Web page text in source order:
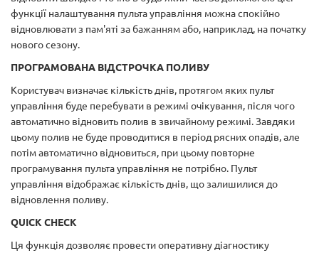
функції налаштування пульта управління можна спокійно
відновлювати з пам'яті за бажанням або, наприклад, на початку
нового сезону.
ПРОГРАМОВАНА ВІДСТРОЧКА ПОЛИВУ
Користувач визначає кількість днів, протягом яких пульт
управління буде перебувати в режимі очікування, після чого
автоматично відновить полив в звичайному режимі. Завдяки
цьому полив не буде проводитися в період рясних опадів, але
потім автоматично відновиться, при цьому повторне
програмування пульта управління не потрібно. Пульт
управління відображає кількість днів, що залишилися до
відновлення поливу.
QUICK CHECK
Ця функція дозволяє провести оперативну діагностику